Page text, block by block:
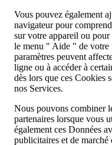
Vous pouvez également
navigateur pour
sur votre appareil ou
le menu " Aide " de votre
paramètres peuvent
ligne ou à accéder à
dès lors que ces Cookies
nos Services.
Nous pouvons combiner
partenaires lorsque vous
également ces Données
publicitaires et de marché